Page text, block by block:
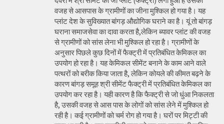
वजह से आसपास के ग्रामीणों का जीना मुश्किल हो गया है। यह
प्लांट देश के सुविख्यात बांगड़ औद्योगिक घराने का है। यूं तो बांगड़
घराना समाजसेवा का दावा करता है,लेकिन ब्यावर प्लांट की वजह
से ग्रामीणों को सांस लेना भी मुश्किल हो रहा है। ग्रामीणों के
अनुसार पिछले कुछ दिनों में फैक्ट्री में प्रतिबंधित केमिकल का
उपयोग हो रहा है। यह केमिकल सीमेंट बनाने के काम आने वाले
पत्थरों को बरीक किया जाता है, लेकिन कोयले की कीमत बढ़ने के
कारण बांगड़ समूह श्री सीमेंट फैक्ट्री में प्रतिबंधित केमिकल का
उपयोग कर रहा है। यही कारण है कि फैक्ट्री से जो धुंआ निकलता
है, उसकी वजह से आस पास के लोगों को सांस लेने में मुश्किल हो
रही है। कई ग्रामीणों को चर्म रोग हो गया है। घरों पर मिट्टी की